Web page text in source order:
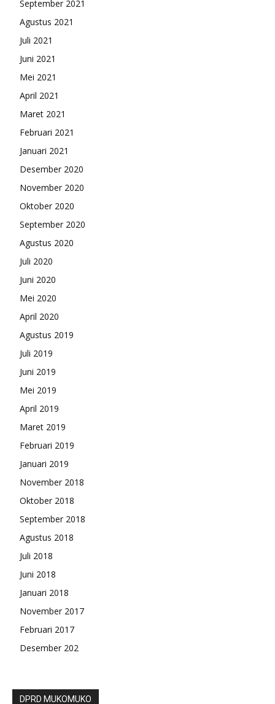
September 2021
Agustus 2021
Juli 2021
Juni 2021
Mei 2021
April 2021
Maret 2021
Februari 2021
Januari 2021
Desember 2020
November 2020
Oktober 2020
September 2020
Agustus 2020
Juli 2020
Juni 2020
Mei 2020
April 2020
Agustus 2019
Juli 2019
Juni 2019
Mei 2019
April 2019
Maret 2019
Februari 2019
Januari 2019
November 2018
Oktober 2018
September 2018
Agustus 2018
Juli 2018
Juni 2018
Januari 2018
November 2017
Februari 2017
Desember 202
DPRD MUKOMUKO